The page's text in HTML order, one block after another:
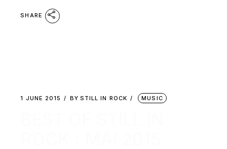
SHARE
1 JUNE 2015 BY STILL IN ROCK MUSIC